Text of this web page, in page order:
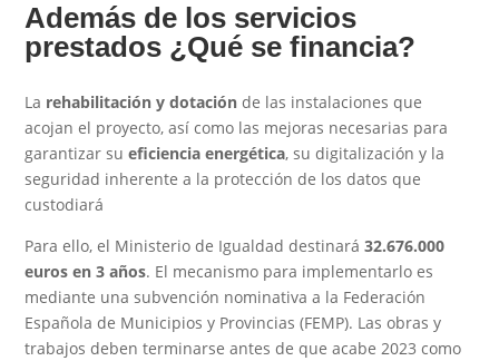
Además de los servicios
prestados ¿Qué se financia?
La rehabilitación y dotación de las instalaciones que
acojan el proyecto, así como las mejoras necesarias para
garantizar sueficiencia energética, su digitalización y la
seguridad inherente a la protección de los datos que
custodiará
Para ello, el Ministerio de Igualdad destinará 32.676.000
euros en 3 años. El mecanismo para implementarlo es
mediante una subvención nominativa a la Federación
Española de Municipios y Provincias (FEMP). Las obras y
trabajos deben terminarse antes de que acabe 2023 como